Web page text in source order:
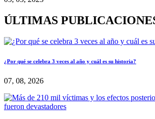
ÚLTIMAS
¿Por qué se celebra 3 veces al año y cuál es su historia?
07, 08, 2026